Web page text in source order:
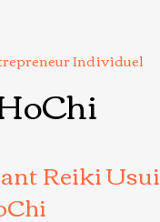
Individuel
Reiki Usui